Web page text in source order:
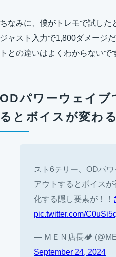
ちなみに、僕がトレモで試した
ジャスト入力で1,800ダメージ
トとの違いはよくわからないで
ODパワーウェイブ
るとボイスが変わる
スト6テリー、ODパ
アウトするとボイス
化する隠し要素が！！
pic.twitter.com/
— ＭＥＮ店長🏕
September 24, 2024